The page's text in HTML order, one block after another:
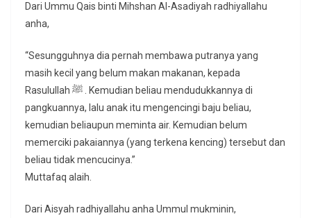
Dari Ummu Qais binti Mihshan Al-Asadiyah radhiyallahu
anha,
“Sesungguhnya dia pernah membawa putranya yang
masih kecil yang belum makan makanan, kepada
Rasulullah ﷺ . Kemudian beliau mendudukkannya di
pangkuannya, lalu anak itu mengencingi baju beliau,
kemudian beliaupun meminta air. Kemudian belum
memerciki pakaiannya (yang terkena kencing) tersebut dan
beliau tidak mencucinya.”
Muttafaq alaih.
Dari Aisyah radhiyallahu anha Ummul mukminin,